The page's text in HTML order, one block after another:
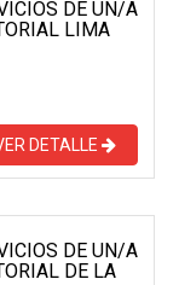
DE UN/A
LIMA
DETALLE
DE UN/A
DE LA